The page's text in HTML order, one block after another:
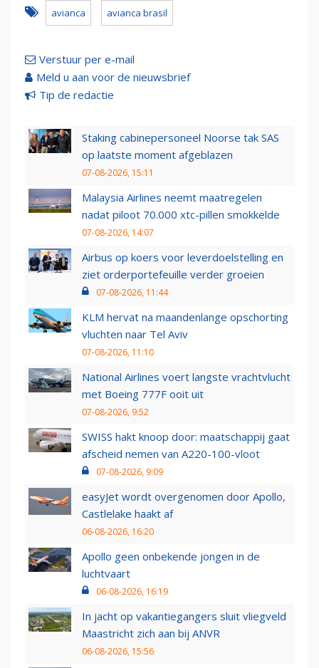
avianca avianca brasil
Verstuur per e-mail
Meld u aan voor de nieuwsbrief
Tip de redactie
Staking cabinepersoneel Noorse tak SAS
op laatste moment afgeblazen
07-08-2026, 15:11
Malaysia Airlines neemt maatregelen
nadat piloot 70.000 xtc-pillen smokkelde
07-08-2026, 14:07
Airbus op koers voor leverdoelstelling en
ziet orderportefeuille verder groeien
07-08-2026, 11:44
KLM hervat na maandenlange opschorting
vluchten naar Tel Aviv
07-08-2026, 11:10
National Airlines voert langste vrachtvlucht
met Boeing 777F ooit uit
07-08-2026, 9:52
SWISS hakt knoop door: maatschappij gaat
afscheid nemen van A220-100-vloot
07-08-2026, 9:09
easyJet wordt overgenomen door Apollo,
Castlelake haakt af
06-08-2026, 16:20
Apollo geen onbekende jongen in de
luchtvaart
06-08-2026, 16:19
In jacht op vakantiegangers sluit vliegveld
Maastricht zich aan bij ANVR
06-08-2026, 15:56